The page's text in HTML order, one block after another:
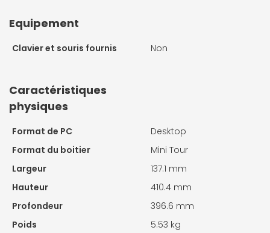
Equipement
Clavier et souris fournis Non
Caractéristiques
physiques
Format de PC
Desktop
Format du boitier
Mini Tour
Largeur
137.1 mm
Hauteur
410.4 mm
Profondeur
396.6 mm
Poids
5.53 kg